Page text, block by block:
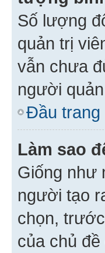
Số lượng
quản trị
vẫn chưa
người
Đầu trang
Làm sao
Giống như
người tạo
chọn,
của chủ